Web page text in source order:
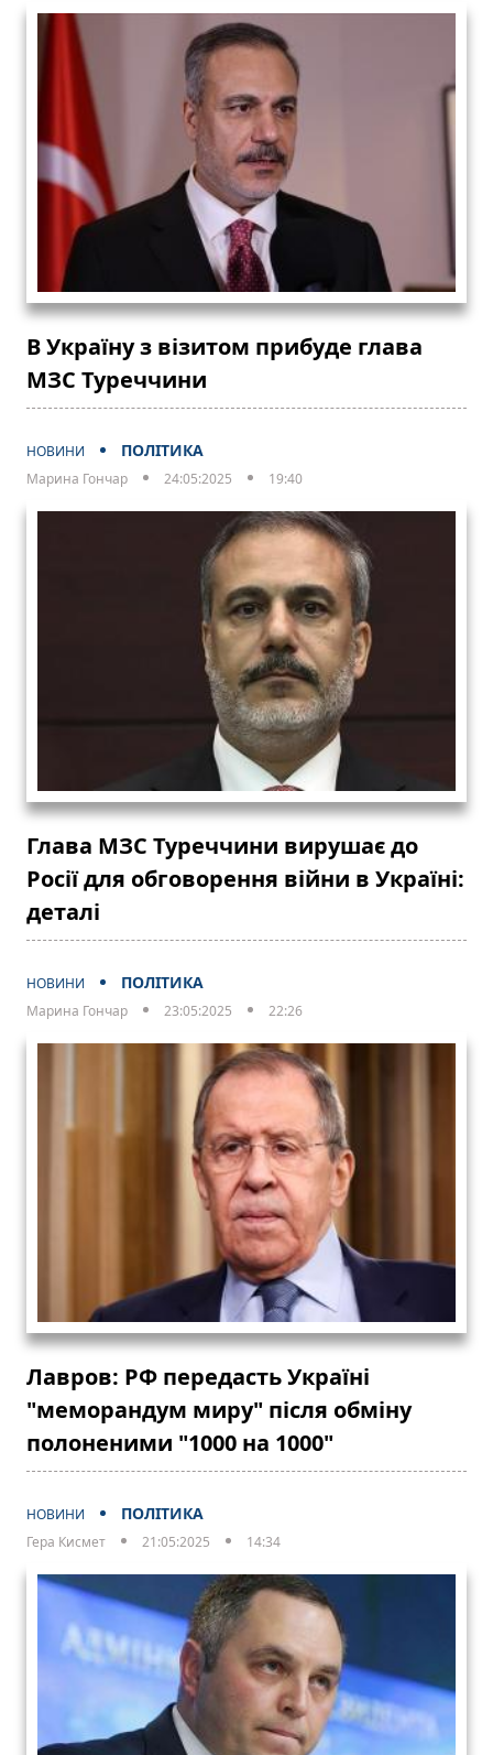
В Україну з візитом прибуде глава
МЗС Туреччини
НОВИНИ ПОЛІТИКА
Марина Гончар 24:05:2025 19:40
Глава МЗС Туреччини вирушає до
Росії для обговорення війни в Україні:
деталі
НОВИНИ ПОЛІТИКА
Марина Гончар 23:05:2025 22:26
Лавров: РФ передасть Україні
"меморандум миру" після обміну
полоненими "1000 на 1000"
НОВИНИ ПОЛІТИКА
Гера Кисмет 21:05:2025 14:34